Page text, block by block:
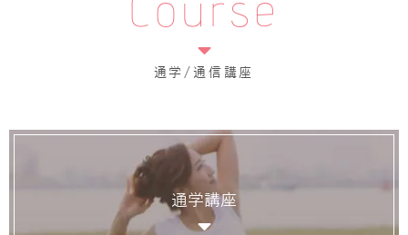
Course
通学/通信講座
通学講座